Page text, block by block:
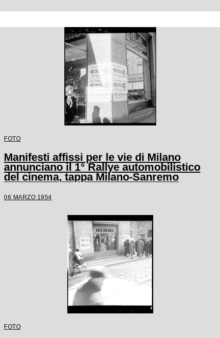
FOTO
Manifesti affissi per le vie di Milano
annunciano il 1° Rallye automobilistico
del cinema, tappa Milano-Sanremo
06 MARZO 1954
FOTO